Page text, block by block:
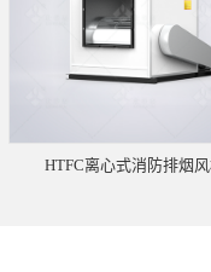
HTFC离心式消防排烟